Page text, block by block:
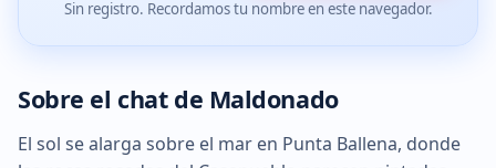
Sin registro. Recordamos tu nombre en este navegador.
Sobre el chat de Maldonado
El sol se alarga sobre el mar en Punta Ballena, donde